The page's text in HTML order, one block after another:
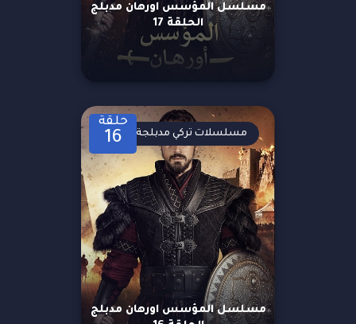
مسلسل المؤسس اورهان مدبلج
الحلقة 17
حلقة
16
مسلسل المؤسس اورهان مدبلج
مسلسلات تركي مدبلجة